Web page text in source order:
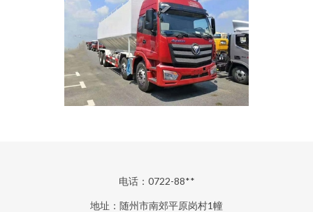
电话：0722-88**
地址：随州市南郊平原岗村1幢